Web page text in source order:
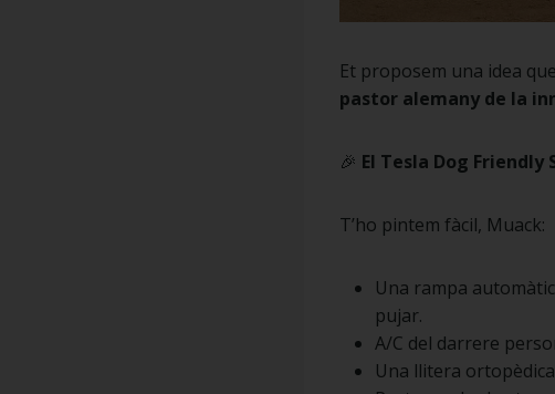
Et proposem una idea
pastor alemany de la
🎉 El Tesla Dog Friendly
T’ho pintem fàcil, Muack:
Una rampa
pujar.
A/C del darrere
Una llitera